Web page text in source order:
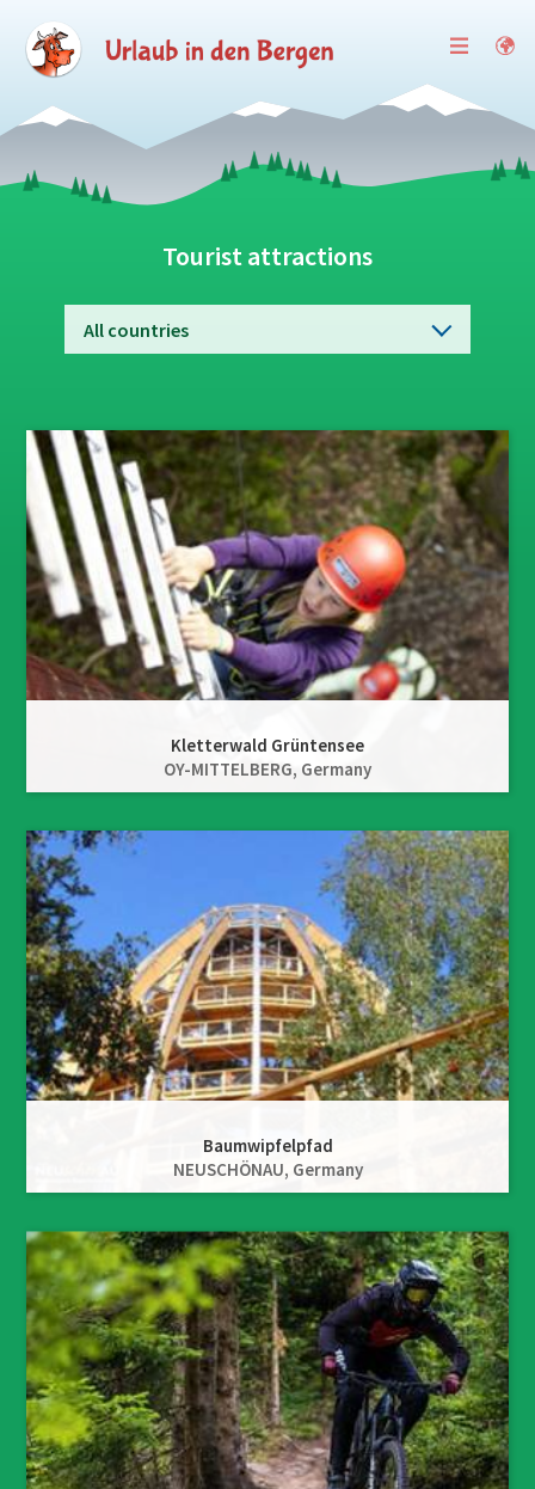
Tourist attractions
All countries
Kletterwald Grüntensee
OY-MITTELBERG, Germany
Baumwipfelpfad
NEUSCHÖNAU, Germany